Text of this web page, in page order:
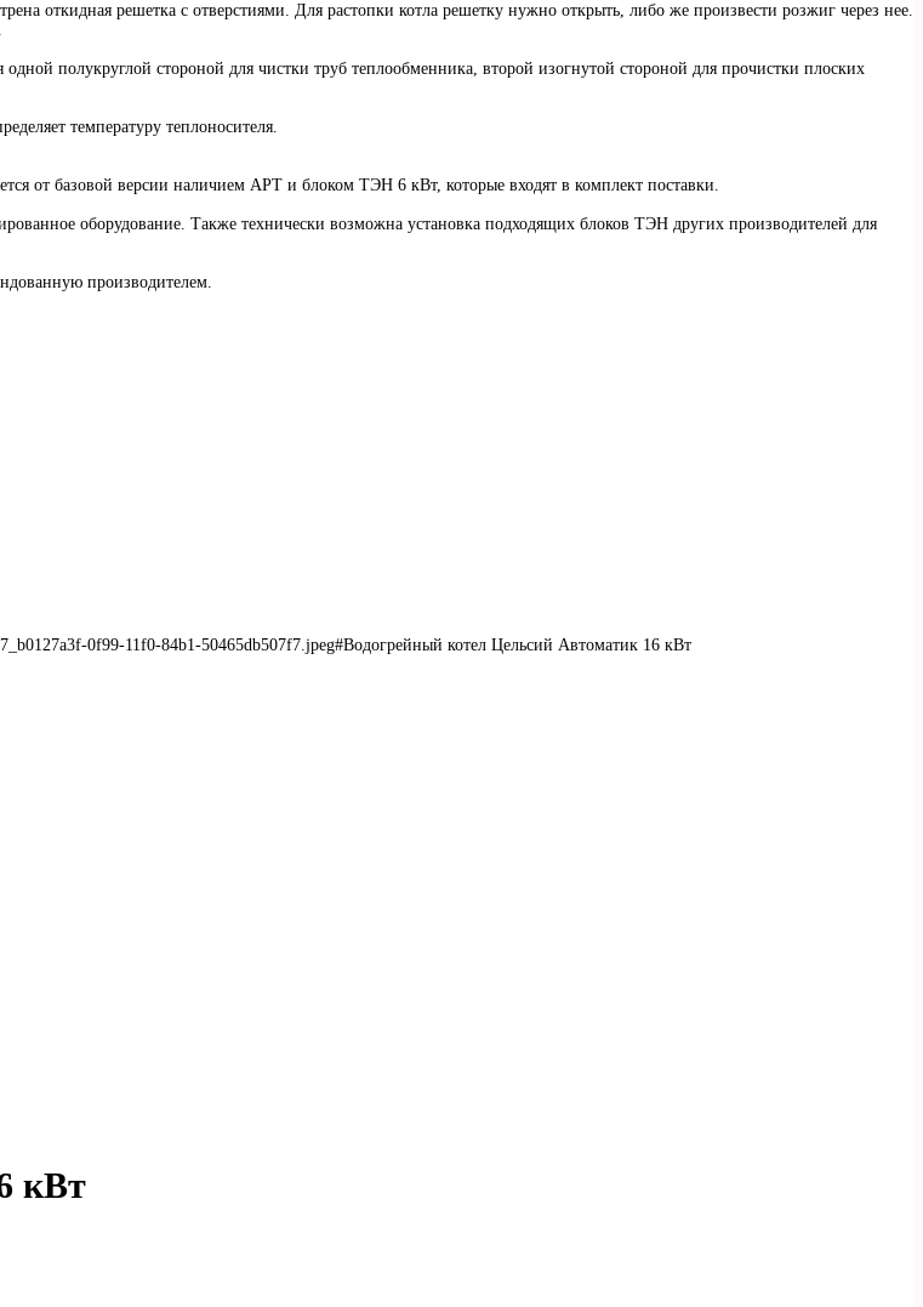
откидная решетка с отверстиями. Для растопки котла решетку нужно открыть, либо же произвести розжиг через нее.
полукруглой стороной для чистки труб теплообменника, второй изогнутой стороной для прочистки плоских
температуру теплоносителя.
от базовой версии наличием АРТ и блоком ТЭН 6 кВт, которые входят в комплект поставки.
оборудование. Также технически возможна установка подходящих блоков ТЭН других производителей для
производителем.
0f99-11f0-84b1-50465db507f7.jpeg#Водогрейный котел Цельсий Автоматик 16 кВт
кВт